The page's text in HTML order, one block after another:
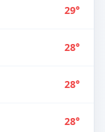
29°
28°
28°
28°